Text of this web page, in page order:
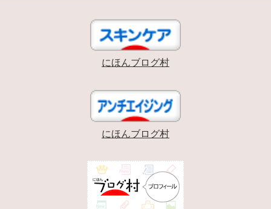
にほんブログ村
にほんブログ村